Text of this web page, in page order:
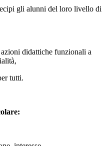
gli alunni del loro livello di
didattiche funzionali a
tutti.